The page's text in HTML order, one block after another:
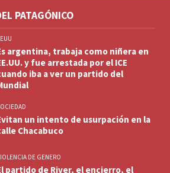
PATAGÓNICO
argentina, trabaja como niñera en
y fue arrestada por el ICE
iba a ver un partido del
un intento de usurpación en la
Chacabuco
DE GENERO
partido de River, el encierro, el